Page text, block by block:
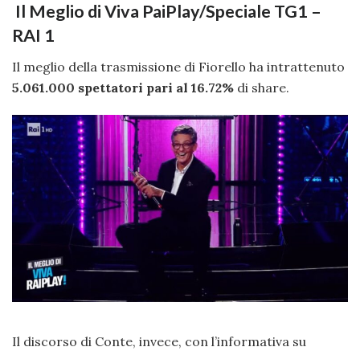
Il Meglio di Viva PaiPlay/Speciale TG1 –
RAI 1
Il meglio della trasmissione di Fiorello ha intrattenuto
5.061.000 spettatori pari al 16.72% di share.
Il discorso di Conte, invece, con l’informativa su